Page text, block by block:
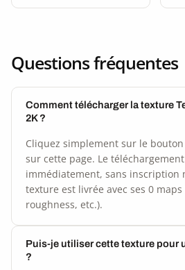
Questions fréquentes
Comment télécharger la texture
2K ?
Cliquez simplement sur le bouton
sur cette page. Le
immédiatement, sans inscription
texture est livrée avec ses 0
roughness, etc.).
Puis-je utiliser cette texture pour
?